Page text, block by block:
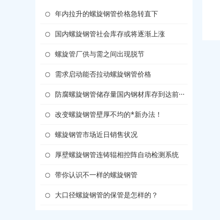
年内拉升的螺旋钢管价格急转直下
国内螺旋钢管社会库存或将逐渐上涨
螺旋管厂供与需之间出现脱节
需求启动能否拉动螺旋钢管价格
防腐螺旋钢管储存量国内钢材库存到达前···
改变螺旋钢管壁厚不均的*新办法！
螺旋钢管市场近日销售状况
厚壁螺旋钢管连铸辊相控阵自动检测系统
带你认识不一样的螺旋钢管
大口径螺旋钢管的保管是怎样的？